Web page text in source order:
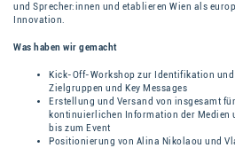
und Sprecher:innen und etablieren Wien als
Innovation.
Was haben wir gemacht
Kick-Off-Workshop zur Identifikation
Zielgruppen und Key Messages
Erstellung und Versand von insgesamt
kontinuierlichen Information der Medien
bis zum Event
Positionierung von Alina Nikolaou und